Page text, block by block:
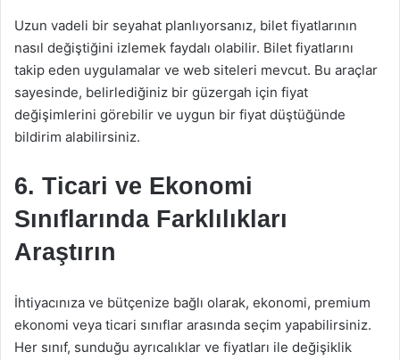
Uzun vadeli bir seyahat planlıyorsanız, bilet fiyatlarının
nasıl değiştiğini izlemek faydalı olabilir. Bilet fiyatlarını
takip eden uygulamalar ve web siteleri mevcut. Bu araçlar
sayesinde, belirlediğiniz bir güzergah için fiyat
değişimlerini görebilir ve uygun bir fiyat düştüğünde
bildirim alabilirsiniz.
6. Ticari ve Ekonomi
Sınıflarında Farklılıkları
Araştırın
İhtiyacınıza ve bütçenize bağlı olarak, ekonomi, premium
ekonomi veya ticari sınıflar arasında seçim yapabilirsiniz.
Her sınıf, sunduğu ayrıcalıklar ve fiyatları ile değişiklik